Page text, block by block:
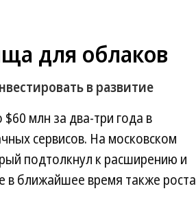
для облаков
в развитие
млн за два-три года в
сервисов. На московском
подтолкнул к расширению и
ближайшее время также роста